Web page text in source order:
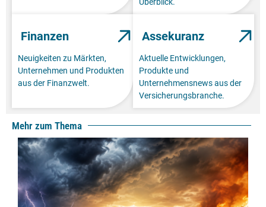
Finanzen
Neuigkeiten zu Märkten,
Unternehmen und Produkten
aus der Finanzwelt.
Assekuranz
Aktuelle Entwicklungen,
Produkte und
Unternehmensnews aus der
Versicherungsbranche.
Mehr zum Thema